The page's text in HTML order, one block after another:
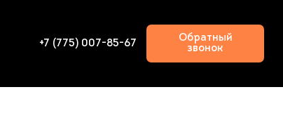
+7 (775) 007-85-67
Обратный
звонок